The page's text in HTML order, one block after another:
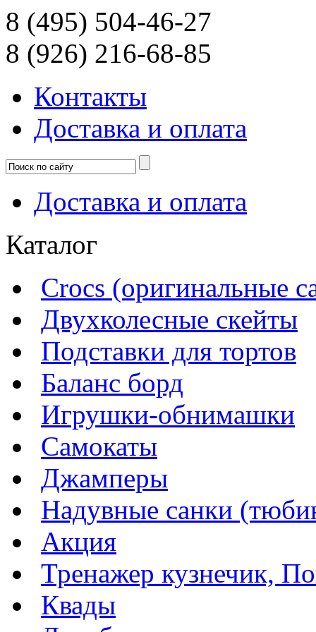
8 (495) 504-46-27
8 (926) 216-68-85
Контакты
Доcтавка и оплата
Доcтавка и оплата
Каталог
Crocs (оригинальные
Двухколесные скейты
Подставки для тортов
Баланс борд
Игрушки-обнимашки
Самокаты
Джамперы
Надувные санки
Акция
Тренажер кузнечик,
Квады